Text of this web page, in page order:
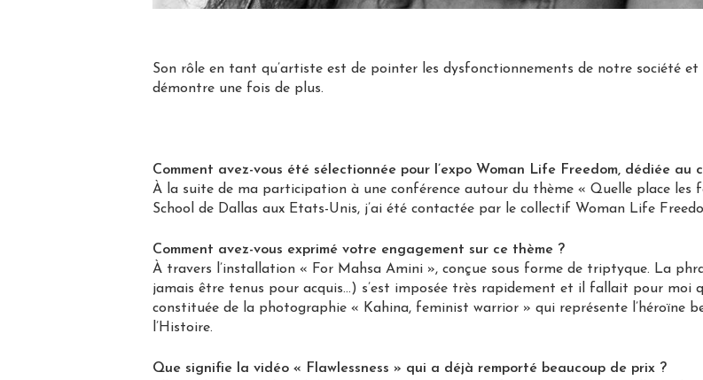
Son rôle en tant qu’artiste est de pointer les dysfonctionnements de notre société
démontre une fois de plus.
Comment avez-vous été sélectionnée pour l’expo Woman Life Freedom, dédiée au
À la suite de ma participation à une conférence autour du thème « Quelle place les
School de Dallas aux Etats-Unis, j’ai été contactée par le collectif Woman Life
Comment avez-vous exprimé votre engagement sur ce thème ?
À travers l’installation « For Mahsa Amini », conçue sous forme de triptyque. La
jamais être tenus pour acquis…) s’est imposée très rapidement et il fallait pour moi
constituée de la photographie « Kahina, feminist warrior » qui représente l’héroïne
l’Histoire.
Que signifie la vidéo « Flawlessness » qui a déjà remporté beaucoup de prix ?